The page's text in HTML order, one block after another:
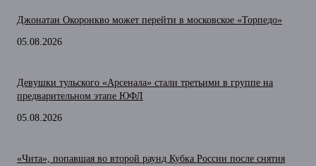
Джонатан Окоронкво может перейти в московское «Торпедо»
05.08.2026
Девушки тульского «Арсенала» стали третьими в группе на
предварительном этапе ЮФЛ
05.08.2026
«Чита», попавшая во второй раунд Кубка России после снятия